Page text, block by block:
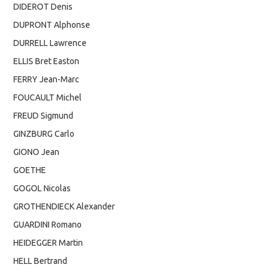
DIDEROT Denis
DUPRONT Alphonse
DURRELL Lawrence
ELLIS Bret Easton
FERRY Jean-Marc
FOUCAULT Michel
FREUD Sigmund
GINZBURG Carlo
GIONO Jean
GOETHE
GOGOL Nicolas
GROTHENDIECK Alexander
GUARDINI Romano
HEIDEGGER Martin
HELL Bertrand